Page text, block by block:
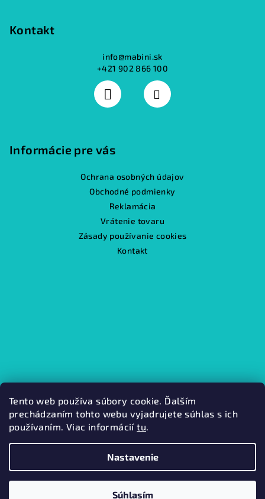
Tento web používa súbory cookie. Ďalším
prechádzaním tohto webu vyjadrujete súhlas s ich
používaním. Viac informáciítu.
Nastavenie
Súhlasím
Kontakt
info@mabini.sk
+421 902 866 100
Informácie pre vás
Ochrana osobných údajov
Obchodné podmienky
Reklamácia
Vrátenie tovaru
Zásady používanie cookies
Kontakt
Kamenná predajňa